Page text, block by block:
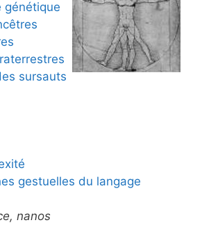
génétique
sursauts
gestuelles du langage
nanos